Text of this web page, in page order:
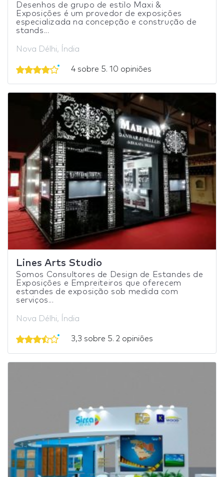
Desenhos de grupo de estilo Maxi &
Exposições é um provedor de exposições
especializada na concepção e construção de
stands...
Nova Délhi, Índia
4 sobre 5. 10 opiniões
Lines Arts Studio
Somos Consultores de Design de Estandes de
Exposições e Empreiteiros que oferecem
estandes de exposição sob medida com
serviços...
Nova Délhi, Índia
3,3 sobre 5. 2 opiniões